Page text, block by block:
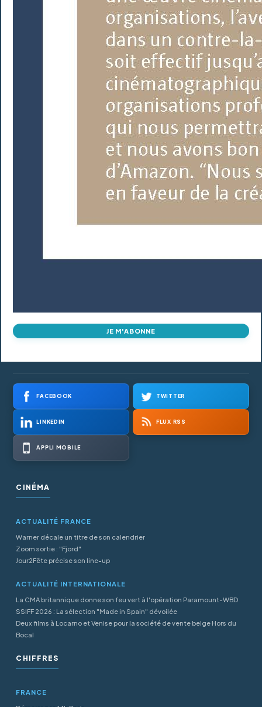
JE M'ABONNE
FACEBOOK TWITTER
LINKEDIN FLUX RSS
APPLI MOBILE
CINÉMA
ACTUALITÉ FRANCE
Warner décale un titre de son calendrier
Zoom sortie : "Fjord"
Jour2Fête précise son line-up
ACTUALITÉ INTERNATIONALE
La CMA britannique donne son feu vert à l'opération Paramount-WBD
SSIFF 2026 : La sélection "Made in Spain" dévoilée
Deux films à Locarno et Venise pour la société de vente belge Hors du
Bocal
CHIFFRES
FRANCE